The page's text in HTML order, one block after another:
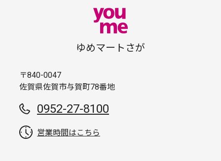
ゆめマートさが
〒840-0047
佐賀県佐賀市与賀町78番地
0952-27-8100
営業時間はこちら